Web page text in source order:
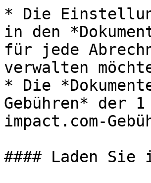
* Die
in den
für jede
verwalten
* Die
Gebühren* der
impact.com-
#### Laden Sie